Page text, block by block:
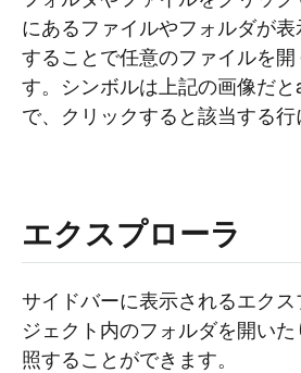
にあるファイルやフォルダが
することで任意のファイルを開
す。シンボルは上記の画像だ
で、クリックすると該当する行
エクスプローラ
サイドバーに表示されるエク
ジェクト内のフォルダを開い
照することができます。